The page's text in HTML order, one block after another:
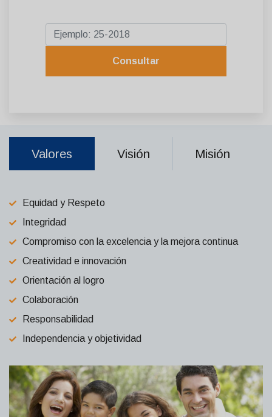
Valores Visión Misión
Equidad y Respeto
Integridad
Compromiso con la excelencia y la mejora continua
Creatividad e innovación
Orientación al logro
Colaboración
Responsabilidad
Independencia y objetividad